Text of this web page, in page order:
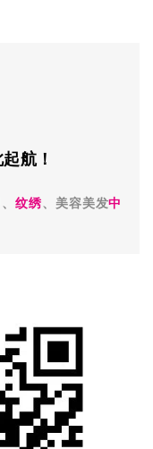
航！
、 纹绣、 美容美发中